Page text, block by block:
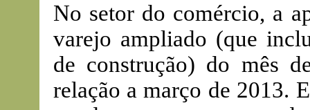
No setor do comércio, a
varejo ampliado (que
de construção) do mês
relação a março de 2013.